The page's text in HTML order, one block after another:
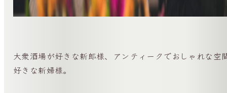
大衆酒場が好きな新郎様、アンティークでおしゃれな空
好きな新婦様。